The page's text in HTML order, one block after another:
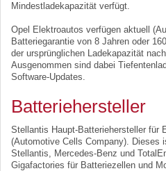
Mindestladekapazität verfügt.
Opel Elektroautos verfügen aktuell
Batteriegarantie von 8 Jahren oder
der ursprünglichen Ladekapazität
Ausgenommen sind dabei
Software-Updates.
Batteriehersteller
Stellantis Haupt-Batteriehersteller für
(Automotive Cells Company). Dieses
Stellantis, Mercedes-Benz und
Gigafactories für Batteriezellen und